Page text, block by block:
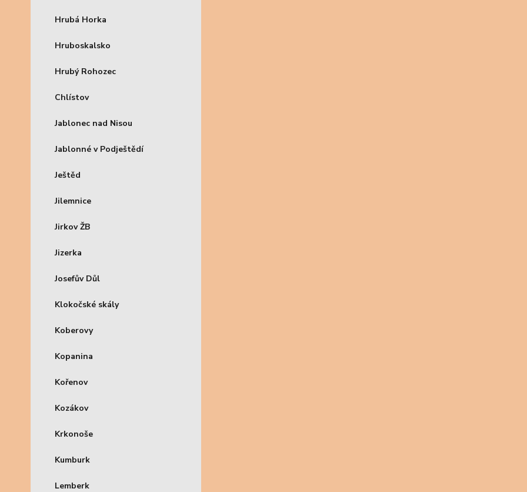
Hrubá Horka
Hruboskalsko
Hrubý Rohozec
Chlístov
Jablonec nad Nisou
Jablonné v Podještědí
Ještěd
Jilemnice
Jirkov ŽB
Jizerka
Josefův Důl
Klokočské skály
Koberovy
Kopanina
Kořenov
Kozákov
Krkonoše
Kumburk
Lemberk